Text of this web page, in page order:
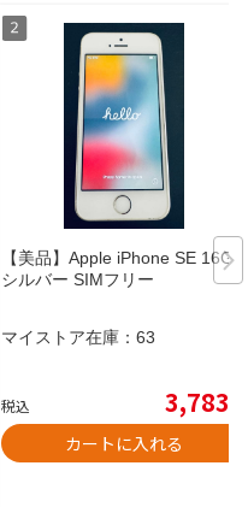
【美品】Apple iPhone SE 16GB
シルバー SIMフリー
マイストア在庫： 63
税込 3,783
カートに入れる